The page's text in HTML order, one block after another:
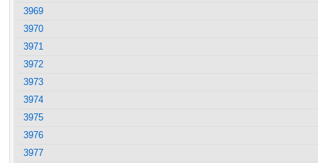
3969
3970
3971
3972
3973
3974
3975
3976
3977